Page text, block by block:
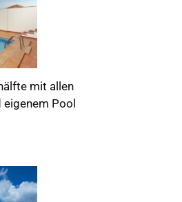
mit allen
eigenem Pool